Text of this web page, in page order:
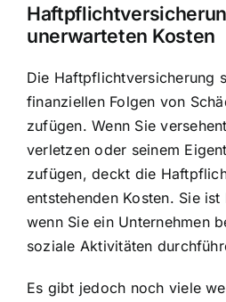
unerwarteten Kosten
Die Haftpflichtversicherung
finanziellen Folgen von
zufügen. Wenn Sie
verletzen oder seinem
zufügen, deckt die
entstehenden Kosten. Sie
wenn Sie ein Unternehmen
soziale Aktivitäten
Es gibt jedoch noch viele